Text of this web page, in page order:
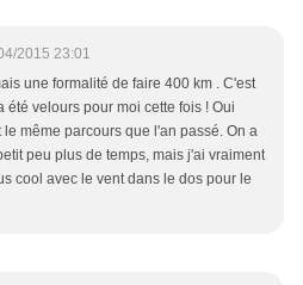
2015 23:01
une formalité de faire 400 km . C'est
été velours pour moi cette fois ! Oui
le même parcours que l'an passé. On a
peu plus de temps, mais j'ai vraiment
cool avec le vent dans le dos pour le